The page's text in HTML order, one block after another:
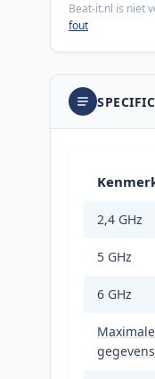
Beat-it.nl is niet
fout
2,4 GHz
5 GHz
6 GHz
gegevens